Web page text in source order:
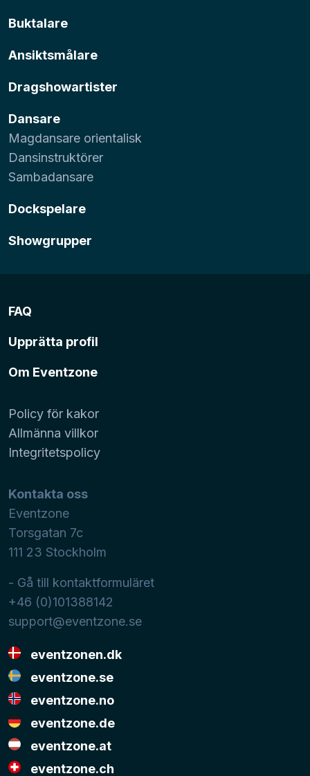
Buktalare
Ansiktsmålare
Dragshowartister
Dansare
Magdansare orientalisk
Dansinstruktörer
Sambadansare
Dockspelare
Showgrupper
FAQ
Upprätta profil
Om Eventzone
Policy för kakor
Allmänna villkor
Integritetspolicy
Kontakta oss
Eventzone
Torsgatan 7c
111 23 Stockholm
- Gå till kontaktformuläret
+46 (0)101388142
support@eventzone.se
eventzonen.dk
eventzone.se
eventzone.no
eventzone.de
eventzone.at
eventzone.ch